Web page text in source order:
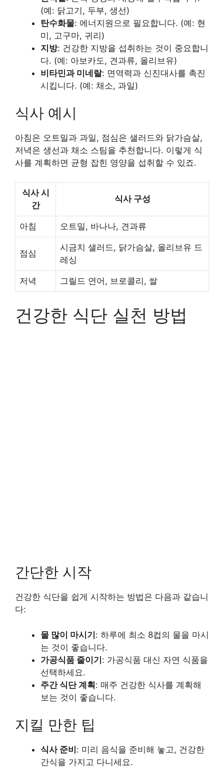
(예: 닭고기, 두부, 생선)
탄수화물: 에너지원으로 필요합니다. (예: 현
미, 고구마, 귀리)
지방: 건강한 지방을 섭취하는 것이 중요합니
다. (예: 아보카도, 견과류, 올리브유)
비타민과 미네랄: 면역력과 신진대사를 촉진
시킵니다. (예: 채소, 과일)
식사 예시
아침은 오트밀과 과일, 점심은 샐러드와 닭가슴살,
저녁은 생선과 채소 스팀을 추천합니다. 이렇게 식
사를 계획하면 균형 잡힌 영양을 섭취할 수 있죠.
식사 시
간
식사 구성
아침 오트밀, 바나나, 견과류
점심
시금치 샐러드, 닭가슴살, 올리브유 드
레싱
저녁 그릴드 연어, 브로콜리, 쌀
건강한 식단 실천 방법
간단한 시작
건강한 식단을 쉽게 시작하는 방법은 다음과 같습니
다:
물 많이 마시기: 하루에 최소 8컵의 물을 마시
는 것이 좋습니다.
가공식품 줄이기: 가공식품 대신 자연 식품을
선택하세요.
주간 식단 계획: 매주 건강한 식사를 계획해
보는 것이 좋습니다.
지킬 만한 팁
식사 준비 : 미리 음식을 준비해 놓고, 건강한
간식을 가지고 다니세요.